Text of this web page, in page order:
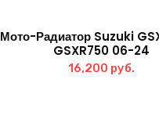
Мото-Радиатор Suzuki
GSXR750 06-24
16,200 руб.